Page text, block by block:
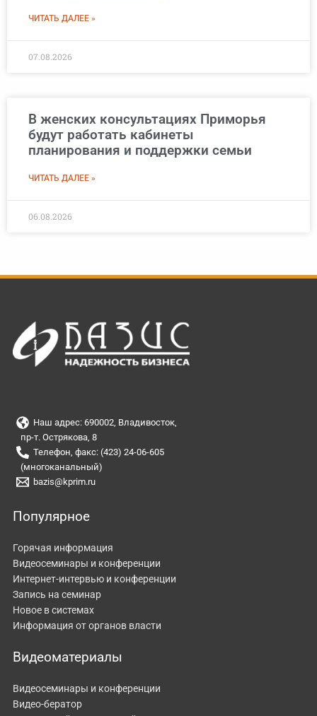
ЧИТАТЬ ДАЛЕЕ »
07.08.2026
В женских консультациях Приморья
будут работать кабинеты
планирования и поддержки семьи
ЧИТАТЬ ДАЛЕЕ »
06.08.2026
Наш адрес: 690002, Владивосток,
пр-т. Острякова, 8
Телефон, факс: (423) 24-06-605
(многоканальный)
bazis@kprim.ru
Популярное
Горячая информация
Видеосеминары и конференции
Интернет-интервью и конференции
Запись на семинар
Новое в системах
Информация от органов власти
Видеоматериалы
Видеосеминары и конференции
Видео-бератор